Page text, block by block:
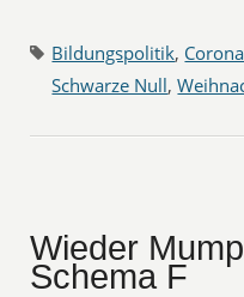
Bildungspolitik,
Schwarze Null,
Wieder
Schema F